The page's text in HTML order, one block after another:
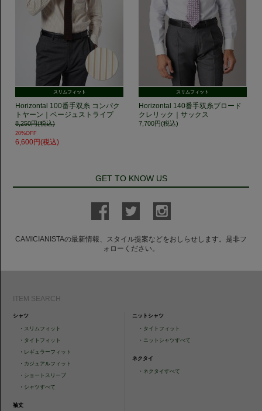
スリムフィット
Horizontal 100番手双糸 コンパク
トヤーン｜ベージュストライプ
8,250円(税込)
20%OFF
6,600円(税込)
スリムフィット
Horizontal 140番手双糸ブロード
クレリック｜サックス
7,700円(税込)
GET TO KNOW US
CAMICIANISTAの最新情報、スタイル提案などをおしらせします。是非フ
ォローください。
ITEM SEARCH
シャツ
・ スリムフィット
・ タイトフィット
・ レギュラーフィット
・ カジュアルフィット
・ ショートスリーブ
・ シャツすべて
袖丈
ニットシャツ
・ タイトフィット
・ ニットシャツすべて
ネクタイ
・ ネクタイすべて